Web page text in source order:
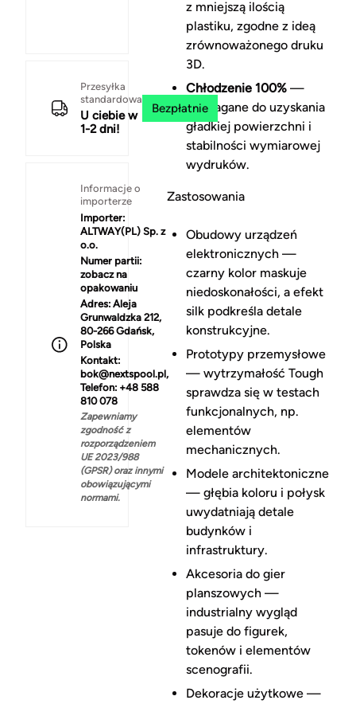
Przesyłka
standardowa
U ciebie w
1-2 dni!
Bezpłatnie
Informacje o
importerze
Importer:
ALTWAY(PL) Sp. z
o.o.
Numer partii:
zobacz na
opakowaniu
Adres: Aleja
Grunwaldzka 212,
80-266 Gdańsk,
Polska
Kontakt:
bok@nextspool.pl,
Telefon: +48 588
810 078
Zapewniamy
zgodność z
rozporządzeniem
UE 2023/988
(GPSR) oraz innymi
obowiązującymi
normami.
z mniejszą ilością
plastiku, zgodne z ideą
zrównoważonego druku
3D.
Chłodzenie 100%—
wymagane do uzyskania
gładkiej powierzchni i
stabilności wymiarowej
wydruków.
Zastosowania
Obudowy urządzeń
elektronicznych —
czarny kolor maskuje
niedoskonałości, a efekt
silk podkreśla detale
konstrukcyjne.
Prototypy przemysłowe
— wytrzymałość Tough
sprawdza się w testach
funkcjonalnych, np.
elementów
mechanicznych.
Modele architektoniczne
— głębia koloru i połysk
uwydatniają detale
budynków i
infrastruktury.
Akcesoria do gier
planszowych —
industrialny wygląd
pasuje do figurek,
tokenów i elementów
scenografii.
Dekoracje użytkowe —